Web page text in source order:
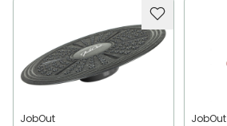
JobOut JobOut